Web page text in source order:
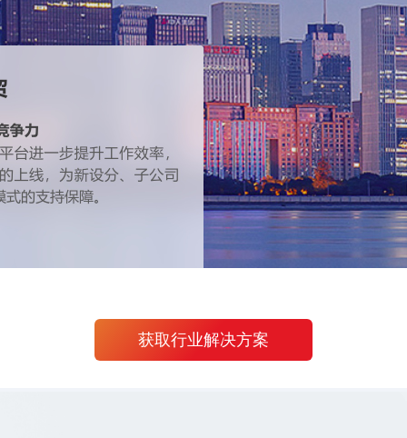
获取行业解决方案